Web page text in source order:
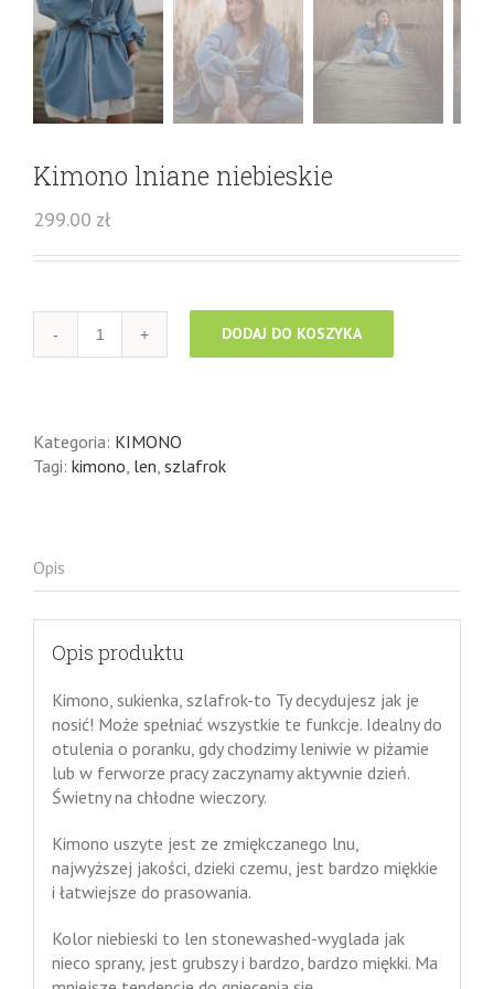
Kimono lniane niebieskie
299.00 zł
DODAJ DO KOSZYKA
Kategoria: KIMONO
Tagi: kimono, len, szlafrok
Opis
Opis produktu
Kimono, sukienka, szlafrok-to Ty decydujesz jak je
nosić! Może spełniać wszystkie te funkcje. Idealny do
otulenia o poranku, gdy chodzimy leniwie w piżamie
lub w ferworze pracy zaczynamy aktywnie dzień.
Świetny na chłodne wieczory.
Kimono uszyte jest ze zmiękczanego lnu,
najwyższej jakości, dzieki czemu, jest bardzo miękkie
i łatwiejsze do prasowania.
Kolor niebieski to len stonewashed-wyglada jak
nieco sprany, jest grubszy i bardzo, bardzo miękki. Ma